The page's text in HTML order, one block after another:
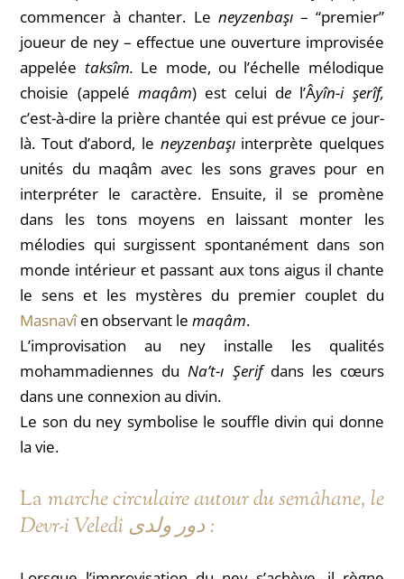
commencer à chanter. Le neyzenbaşı– “premier”
joueur de ney – effectue une ouverture improvisée
appelée taksîm. Le mode, ou l’échelle mélodique
choisie (appelé maqâm) est celui de l’Âyîn-i şerîf,
c’est-à-dire la prière chantée qui est prévue ce jour-
là. Tout d’abord, le neyzenbaşıinterprète quelques
unités du maqâm avec les sons graves pour en
interpréter le caractère. Ensuite, il se promène
dans les tons moyens en laissant monter les
mélodies qui surgissent spontanément dans son
monde intérieur et passant aux tons aigus il chante
le sens et les mystères du premier couplet du
Masnavîen observant lemaqâm.
L’improvisation au ney installe les qualités
mohammadiennes duNa’t-ı Şerifdans les cœurs
dans une connexion au divin.
Le son du ney symbolise le souffle divin qui donne
la vie.
La marche circulaire autour du semâhane, le
Devr-i Veledî دور ولدی :